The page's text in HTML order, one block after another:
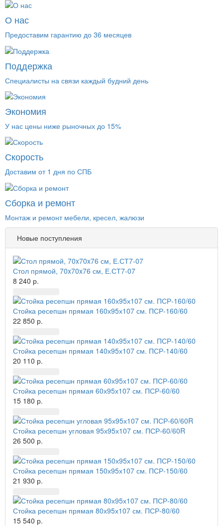
О нас
Предоставим гарантию до 36 месяцев
Поддержка
Специалисты на связи каждый будний день
Экономия
У нас цены ниже рыночных до 15%
Скорость
Доставим от 1 дня по СПБ
Сборка и ремонт
Монтаж и ремонт мебели, кресел, жалюзи
Новые поступления
Стол прямой, 70x70x76 см, Е.СТ7-07
8 240 р.
Стойка ресепшн прямая 160х95х107 см. ПСР-160/60
22 850 р.
Стойка ресепшн прямая 140х95х107 см. ПСР-140/60
20 110 р.
Стойка ресепшн прямая 60х95х107 см. ПСР-60/60
15 180 р.
Стойка ресепшн угловая 95х95х107 см. ПСР-60/60R
26 500 р.
Стойка ресепшн прямая 150х95х107 см. ПСР-150/60
21 930 р.
Стойка ресепшн прямая 80х95х107 см. ПСР-80/60
15 540 р.